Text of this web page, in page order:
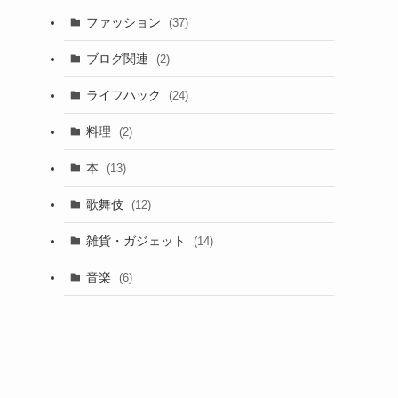
ファッション (37)
ブログ関連 (2)
ライフハック (24)
料理 (2)
本 (13)
歌舞伎 (12)
雑貨・ガジェット (14)
音楽 (6)